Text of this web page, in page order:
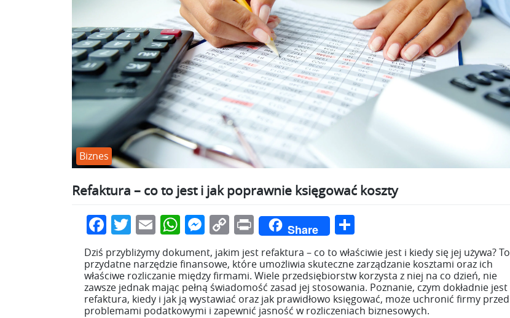
Biznes
Refaktura – co to jest i jak poprawnie księgować koszty
Facebook
Twitter
EmailWhatsApp
Messenger
Copy
Link
PrintShare
się
Dziś przybliżymy dokument, jakim jest refaktura – co to właściwie jest i kiedy się jej używa? To
przydatne narzędzie finansowe, które umożliwia skuteczne zarządzanie kosztami oraz ich
właściwe rozliczanie między firmami. Wiele przedsiębiorstw korzysta z niej na co dzień, nie
zawsze jednak mając pełną świadomość zasad jej stosowania. Poznanie, czym dokładnie jest
refaktura, kiedy i jak ją wystawiać oraz jak prawidłowo księgować, może uchronić firmy przed
problemami podatkowymi i zapewnić jasność w rozliczeniach biznesowych.